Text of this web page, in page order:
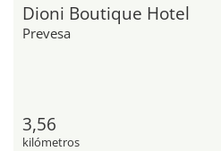
Dioni Boutique Hotel
Prevesa
3,56
kilómetros